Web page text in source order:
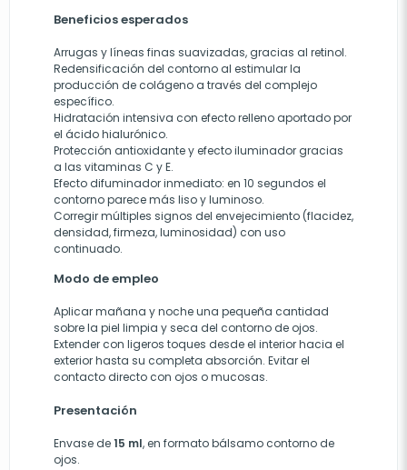
Beneficios esperados
Arrugas y líneas finas suavizadas, gracias al retinol.
Redensificación del contorno al estimular la
producción de colágeno a través del complejo
específico.
Hidratación intensiva con efecto relleno aportado por
el ácido hialurónico.
Protección antioxidante y efecto iluminador gracias
a las vitaminas C y E.
Efecto difuminador inmediato: en 10 segundos el
contorno parece más liso y luminoso.
Corregir múltiples signos del envejecimiento (flacidez,
densidad, firmeza, luminosidad) con uso
continuado.
Modo de empleo
Aplicar mañana y noche una pequeña cantidad
sobre la piel limpia y seca del contorno de ojos.
Extender con ligeros toques desde el interior hacia el
exterior hasta su completa absorción. Evitar el
contacto directo con ojos o mucosas.
Presentación
Envase de15 ml, en formato bálsamo contorno de
ojos.